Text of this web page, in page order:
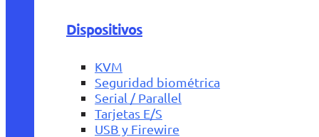
Dispositivos
KVM
Seguridad biométrica
Serial / Parallel
Tarjetas E/S
USB y Firewire